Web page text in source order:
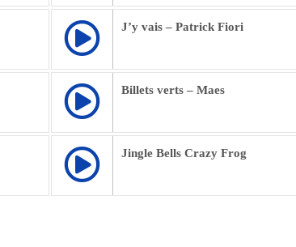
J’y vais – Patrick Fiori
Billets verts – Maes
Jingle Bells Crazy Frog